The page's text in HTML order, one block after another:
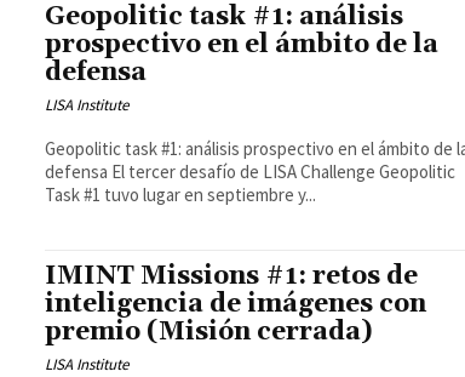
Geopolitic task #1: análisis
prospectivo en el ámbito de la
defensa
LISA Institute
Geopolitic task #1: análisis prospectivo en el ámbito de
defensa El tercer desafío de LISA Challenge Geopolitic
Task #1 tuvo lugar en septiembre y...
IMINT Missions #1: retos de
inteligencia de imágenes con
premio (Misión cerrada)
LISA Institute